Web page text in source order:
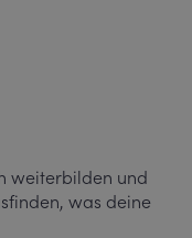
weiterbilden und
was deine